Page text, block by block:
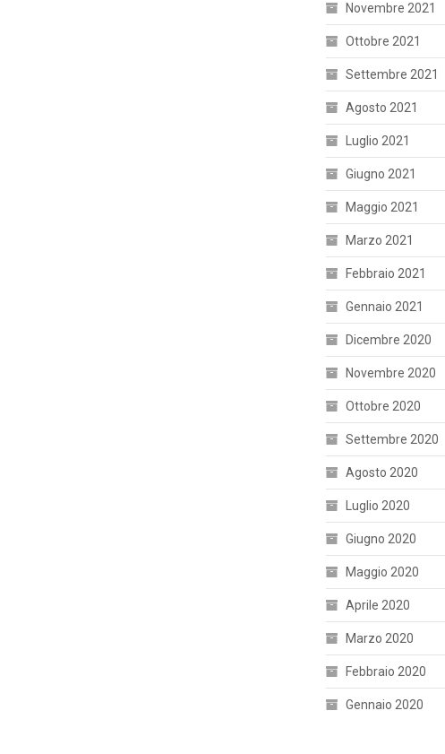
Novembre 2021
Ottobre 2021
Settembre 2021
Agosto 2021
Luglio 2021
Giugno 2021
Maggio 2021
Marzo 2021
Febbraio 2021
Gennaio 2021
Dicembre 2020
Novembre 2020
Ottobre 2020
Settembre 2020
Agosto 2020
Luglio 2020
Giugno 2020
Maggio 2020
Aprile 2020
Marzo 2020
Febbraio 2020
Gennaio 2020